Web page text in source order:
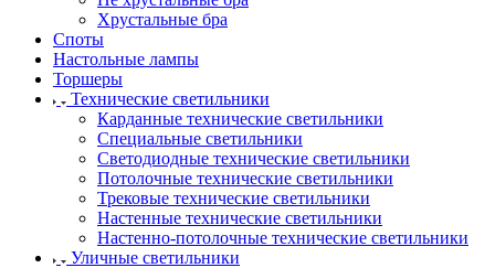
Хрустальные бра
Споты
Настольные лампы
Торшеры
Технические светильники
Карданные технические светильники
Специальные светильники
Светодиодные технические светильники
Потолочные технические светильники
Трековые технические светильники
Настенные технические светильники
Настенно-потолочные технические светильники
Уличные светильники